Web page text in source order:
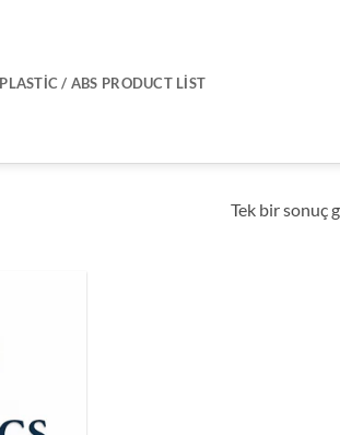
/ ABS PRODUCT LIST
Tek bir sonuç